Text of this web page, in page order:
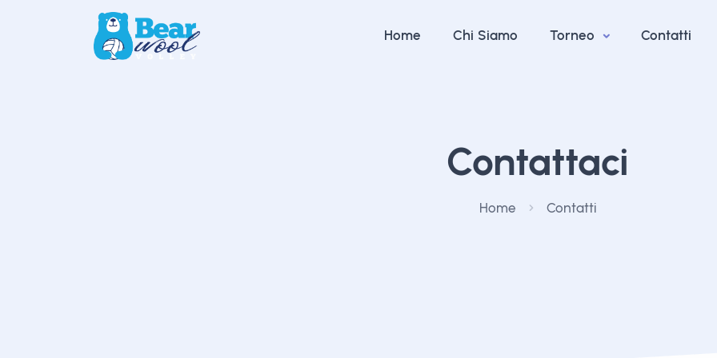
Home Chi Siamo Torneo Contatti
Contattaci
Home Contatti